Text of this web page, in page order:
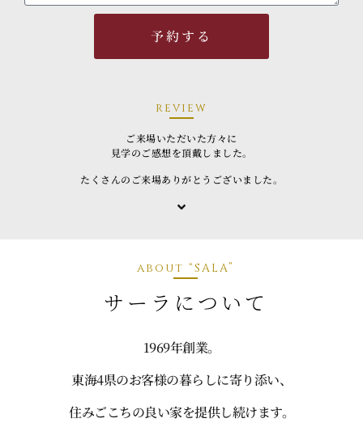
予約する
review
ご来場いただいた方々に
見学のご感想を頂戴しました。
たくさんのご来場ありがとうございました。
about “SALA”
サーラについて
1969年創業。
東海4県のお客様の暮らしに寄り添い、
住みごこちの良い家を提供し続けます。